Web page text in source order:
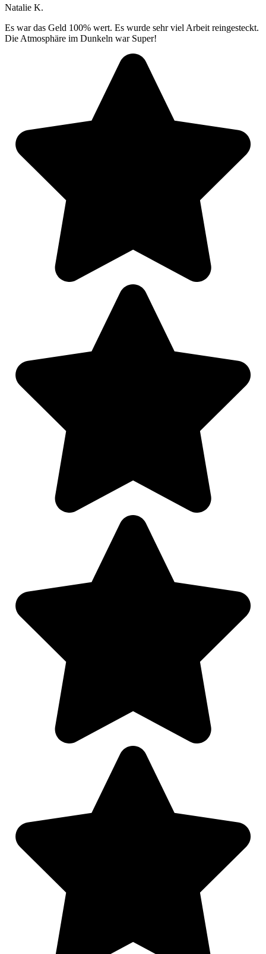
Natalie K.
Es war das Geld 100% wert. Es wurde sehr viel Arbeit reingesteckt.
Die Atmosphäre im Dunkeln war Super!